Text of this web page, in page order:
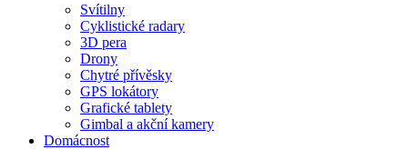
Svítilny
Cyklistické radary
3D pera
Drony
Chytré přívěsky
GPS lokátory
Grafické tablety
Gimbal a akční kamery
Domácnost